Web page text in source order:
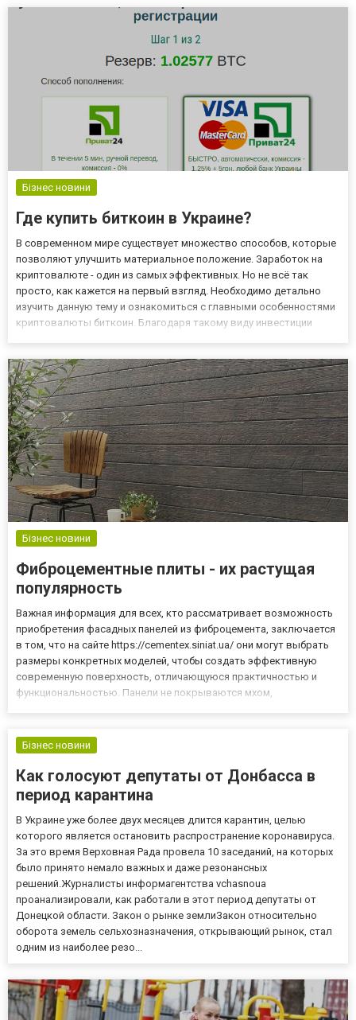
Бізнес новини
Где купить биткоин в Украине?
В современном мире существует множество способов, которые
позволяют улучшить материальное положение. Заработок на
криптовалюте - один из самых эффективных. Но не всё так
просто, как кажется на первый взгляд. Необходимо детально
изучить данную тему и ознакомиться с главными особенностями
криптовалюты биткоин. Благодаря такому виду инвестиции
Бізнес новини
Фиброцементные плиты - их растущая
популярность
Важная информация для всех, кто рассматривает возможность
приобретения фасадных панелей из фиброцемента, заключается
в том, что на сайте https://cementex.siniat.ua/ они могут выбрать
размеры конкретных моделей, чтобы создать эффективную
современную поверхность, отличающуюся практичностью и
функциональностью. Панели не покрываются мхом,
Популяр...
Бізнес новини
Как голосуют депутаты от Донбасса в
период карантина
В Украине уже более двух месяцев длится карантин, целью
которого является остановить распространение коронавируса.
За это время Верховная Рада провела 10 заседаний, на которых
было принято немало важных и даже резонансных
решений.Журналисты информагентства vchasnoua
проанализировали, как работали в этот период депутаты от
Донецкой области. Закон о рынке землиЗакон относительно
оборота земель сельхозназначения, открывающий рынок, стал
одним из наиболее резо...